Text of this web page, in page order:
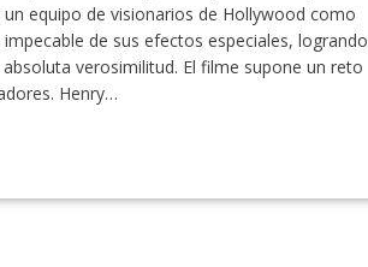
equipo de visionarios de Hollywood como
de sus efectos especiales, logrando
verosimilitud. El filme supone un reto
Henry…